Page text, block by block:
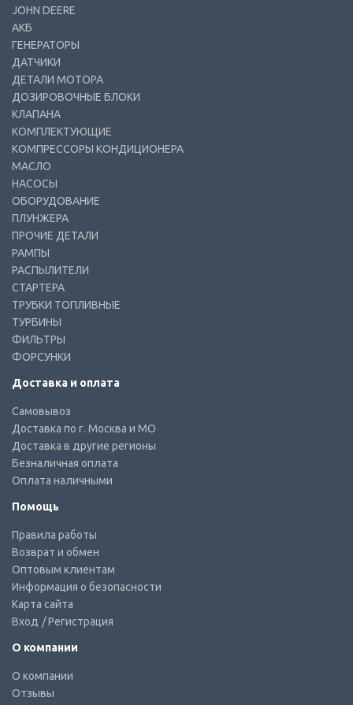
JOHN DEERE
АКБ
ГЕНЕРАТОРЫ
ДАТЧИКИ
ДЕТАЛИ МОТОРА
ДОЗИРОВОЧНЫЕ БЛОКИ
КЛАПАНА
КОМПЛЕКТУЮЩИЕ
КОМПРЕССОРЫ КОНДИЦИОНЕРА
МАСЛО
НАСОСЫ
ОБОРУДОВАНИЕ
ПЛУНЖЕРА
ПРОЧИЕ ДЕТАЛИ
РАМПЫ
РАСПЫЛИТЕЛИ
СТАРТЕРА
ТРУБКИ ТОПЛИВНЫЕ
ТУРБИНЫ
ФИЛЬТРЫ
ФОРСУНКИ
Доставка и оплата
Самовывоз
Доставка по г. Москва и МО
Доставка в другие регионы
Безналичная оплата
Оплата наличными
Помощь
Правила работы
Возврат и обмен
Оптовым клиентам
Информация о безопасности
Карта сайта
Вход / Регистрация
О компании
О компании
Отзывы